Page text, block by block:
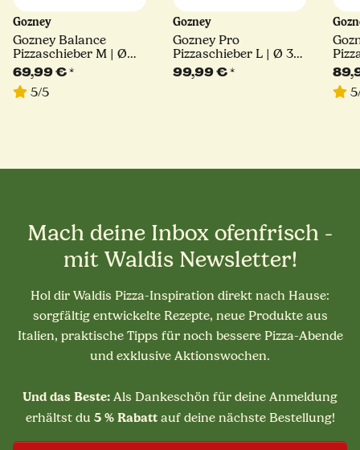
Gozney
Gozney Balance
Pizzaschieber M | Ø
30cm | Stiel: 39 cm
69,99 €*
5/5
Gozney
Gozney Pro
Pizzaschieber L | Ø 36
cm | Stiel: 39 cm
99,99 €*
Mach deine Inbox ofenfrisch -
mit Waldis Newsletter!
Hol dir Waldis Pizza-Inspiration direkt nach Hause:
sorgfältig entwickelte Rezepte, neue Produkte aus
Italien, praktische Tipps für noch bessere Pizza-Abende
und exklusive Aktionswochen.
Und das Beste: Als Dankeschön für deine Anmeldung
erhältst du 5 % Rabattauf deine nächste Bestellung!